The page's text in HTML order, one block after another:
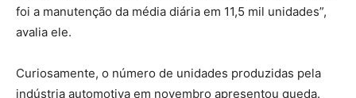
foi a manutenção da média diária em 11,5 mil unidades”,
avalia ele.
Curiosamente, o número de unidades produzidas pela
indústria automotiva em novembro apresentou queda.